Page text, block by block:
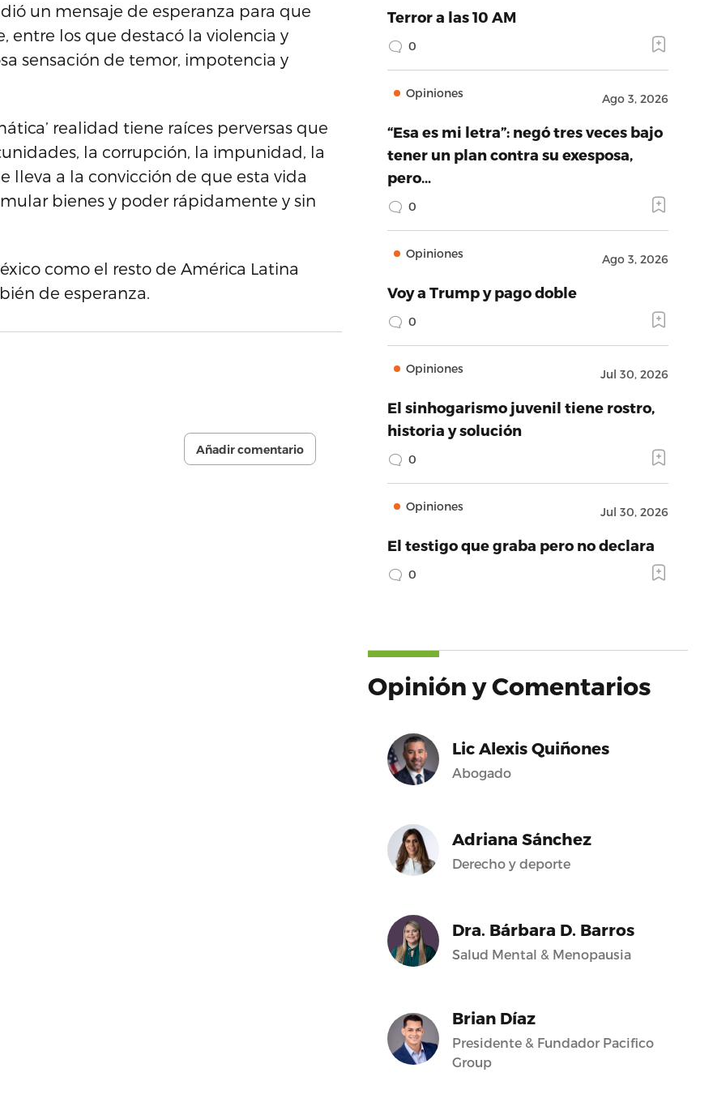
un mensaje de esperanza para que
entre los que destacó la violencia y
sensación de temor, impotencia y
realidad tiene raíces perversas que
la corrupción, la impunidad, la
a la convicción de que esta vida
bienes y poder rápidamente y sin
como el resto de América Latina
de esperanza.
Añadir comentario
Terror a las 10 AM
0
Opiniones Ago 3, 2026
“Esa es mi letra”: negó tres veces bajo
tener un plan contra su exesposa,
pero…
0
Opiniones Ago 3, 2026
Voy a Trump y pago doble
0
Opiniones Jul 30, 2026
El sinhogarismo juvenil tiene rostro,
historia y solución
0
Opiniones Jul 30, 2026
El testigo que graba pero no declara
0
Opinión y Comentarios
Lic Alexis Quiñones
Abogado
Adriana Sánchez
Derecho y deporte
Dra. Bárbara D. Barros
Salud Mental & Menopausia
Brian Díaz
Presidente & Fundador Pacifico
Group